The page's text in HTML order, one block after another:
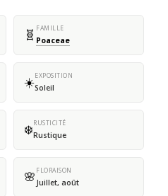
🧬 FAMILLE
Poaceae
☀️EXPOSITION
Soleil
❄️RUSTICITÉ
Rustique
🌸 FLORAISON
Juillet, août